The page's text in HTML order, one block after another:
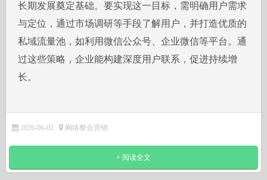
长期发展奠定基础。要实现这一目标，需明确用户需求
与定位，通过市场调研等手段了解用户，并打造优质的
私域流量池，如利用微信公众号、企业微信等平台。通
过这些策略，企业能构建深度用户联系，促进持续增
长。
2026-06-02 网络整合营销
+ 阅读全文